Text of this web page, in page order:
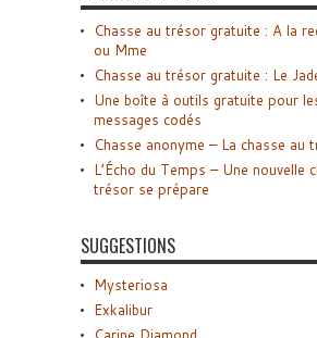
Chasse au trésor gratuite : A la
ou Mme
Chasse au trésor gratuite : Le
Une boîte à outils gratuite pour
messages codés
Chasse anonyme – La chasse au
L’Écho du Temps – Une nouvelle
trésor se prépare
SUGGESTIONS
Mysteriosa
Exkalibur